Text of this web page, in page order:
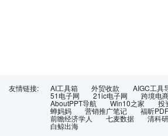
友情链接: AI工具箱 外贸收款 AIGC工具
51电子网 21ic电子网 跨境电
AboutPPT导航 Win10之家 投
蝉妈妈 营销推广笔记 福昕
前瞻经济学人 七麦数据 清科
白鲸出海